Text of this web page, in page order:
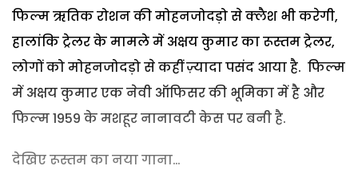
फिल्म ऋतिक रोशन की मोहनजोदड़ो से क्लैश भी करेगी,
हालांकि ट्रेलर के मामले में अक्षय कुमार का रूस्तम ट्रेलर,
लोगों को मोहनजोदड़ो से कहीं ज़्यादा पसंद आया है. फिल्म
में अक्षय कुमार एक नेवी ऑफिसर की भूमिका में है और
फिल्म 1959 के मशहूर नानावटी केस पर बनी है.
देखिए रूस्तम का नया गाना…